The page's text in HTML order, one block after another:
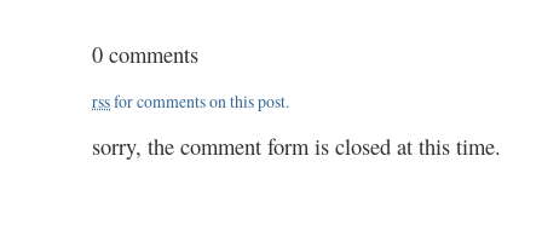
0 comments
rssfor comments on this post.
sorry, the comment form is closed at this time.